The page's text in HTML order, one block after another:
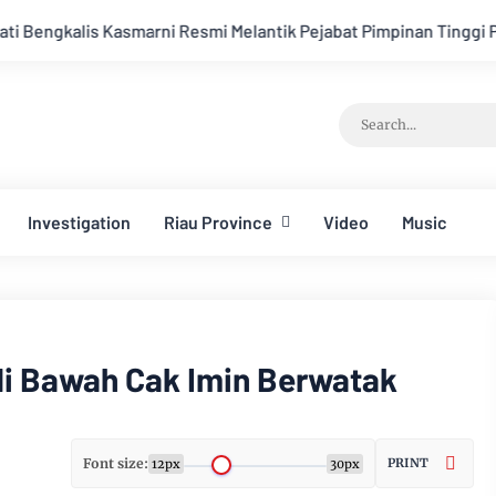
Resmi Melantik Pejabat Pimpinan Tinggi Pratama
Investigation Riau Province Video Music
Bawah Cak Imin Berwatak
Font size: 12px 30px PRINT